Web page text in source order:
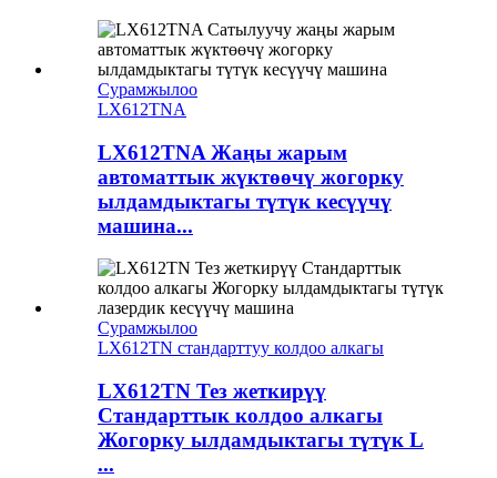
Сурамжылоо
LX612TNA
LX612TNA Жаңы жарым
автоматтык жүктөөчү жогорку
ылдамдыктагы түтүк кесүүчү
машина...
Сурамжылоо
LX612TN стандарттуу колдоо алкагы
LX612TN Тез жеткирүү
Стандарттык колдоо алкагы
Жогорку ылдамдыктагы түтүк L
...